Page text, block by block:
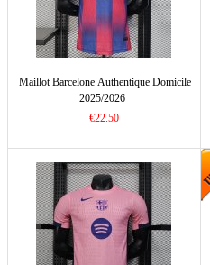
Maillot Barcelone Authentique Domicile
2025/2026
€22.50